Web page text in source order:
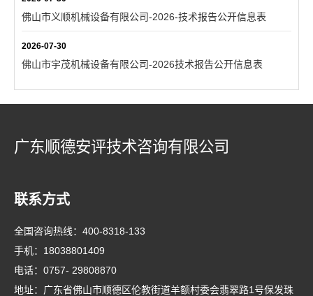
佛山市义顺机械设备有限公司-2026-技术报告公开信息表
2026-07-30
佛山市宇茂机械设备有限公司-2026技术报告公开信息表
广东顺德安评技术咨询有限公司
联系方式
全国咨询热线： 400-8318-133
手机： 18038801409
电话： 0757- 29808870
地址：广东省佛山市顺德区伦教街道羊额村委会翡翠路1号保发珠